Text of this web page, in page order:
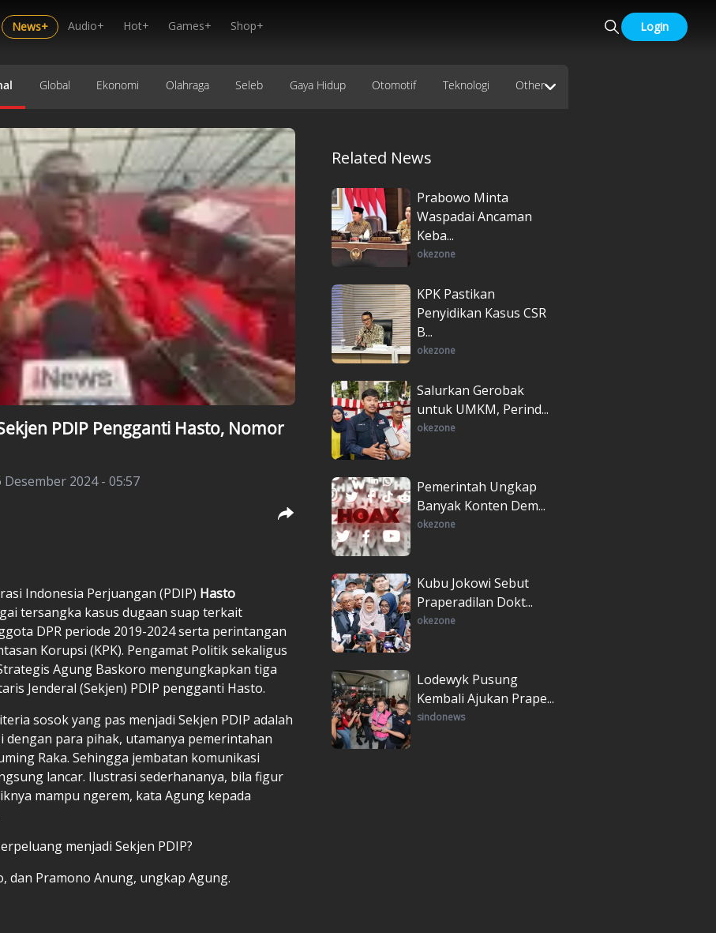
News+ Audio+ Hot+ Games+ Shop+ Login
Global Ekonomi Olahraga Seleb Gaya Hidup Otomotif Teknologi Other
PDIP Pengganti Hasto, Nomor
Desember 2024 - 05:57
Indonesia Perjuangan (PDIP) Hasto
tersangka kasus dugaan suap terkait
DPR periode 2019-2024 serta perintangan
Korupsi (KPK). Pengamat Politik sekaligus
Agung Baskoro mengungkapkan tiga
Jenderal (Sekjen) PDIP pengganti Hasto.
sosok yang pas menjadi Sekjen PDIP adalah
para pihak, utamanya pemerintahan
Raka. Sehingga jembatan komunikasi
lancar. Ilustrasi sederhananya, bila figur
mampu ngerem, kata Agung kepada
menjadi Sekjen PDIP?
dan Pramono Anung, ungkap Agung.
Related News
Prabowo Minta
Waspadai Ancaman
Keba...
okezone
KPK Pastikan
Penyidikan Kasus CSR
B...
okezone
Salurkan Gerobak
untuk UMKM, Perind...
okezone
Pemerintah Ungkap
Banyak Konten Dem...
okezone
Kubu Jokowi Sebut
Praperadilan Dokt...
okezone
Lodewyk Pusung
Kembali Ajukan Prape...
sindonews